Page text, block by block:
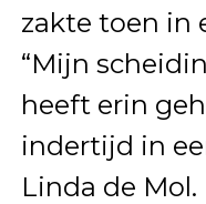
zakte toen in
“Mijn
heeft erin
indertijd in
Linda de